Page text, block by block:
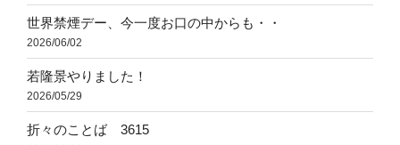
世界禁煙デー、今一度お口の中からも・・
2026/06/02
若隆景やりました！
2026/05/29
折々のことば 3615